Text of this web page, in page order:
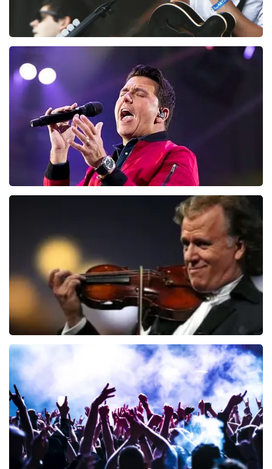
128laatste 30 minuten
BESTEL NU
BESTEL NU
BESTEL NU